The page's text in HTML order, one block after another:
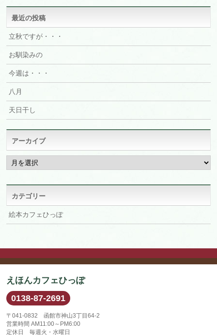
最近の投稿
立秋ですが・・・
お馴染みの
今週は・・・
八月
天日干し
アーカイブ
ア
ー
カ
カテゴリー
絵本カフェひっぽ
えほんカフェひっぽ
0138-87-2691
〒041-0832 函館市神山3丁目64-2
営業時間 AM11:00～PM6:00
定休日 毎週火・水曜日